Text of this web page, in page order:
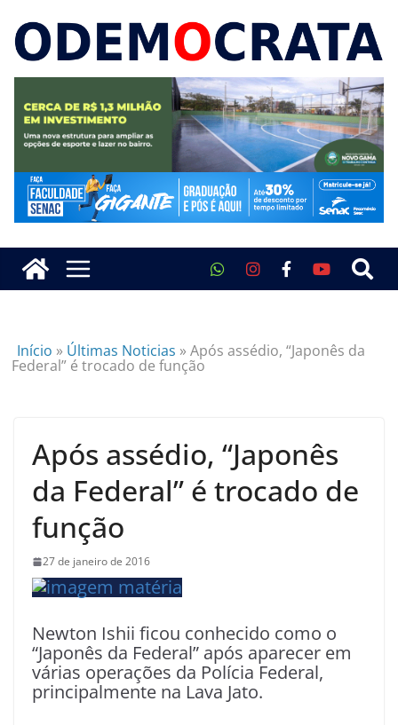
Início » Últimas Noticias »Após assédio, “Japonês da
Federal” é trocado de função
Após assédio, “Japonês
da Federal” é trocado de
função
27 de janeiro de 2016
Newton Ishii ficou conhecido como o
“Japonês da Federal” após aparecer em
várias operações da Polícia Federal,
principalmente na Lava Jato.